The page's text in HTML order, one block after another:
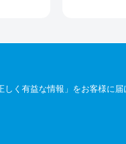
く有益な情報」をお客様に届